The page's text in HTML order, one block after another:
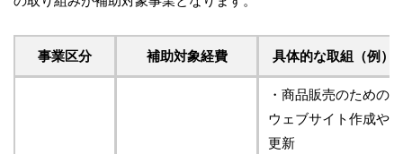
事業区分 補助対象経費 具体的な取組（例）
・商品販売のための
ウェブサイト作成や
更新